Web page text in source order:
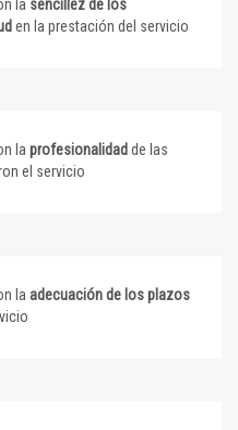
la sencillez de los
en la prestación del servicio
la profesionalidad de las
el servicio
la adecuación de los plazos